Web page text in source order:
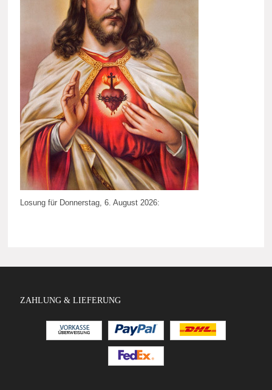
Losung für Donnerstag, 6. August 2026:
ZAHLUNG & LIEFERUNG